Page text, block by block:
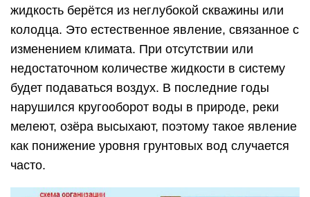
жидкость берётся из неглубокой скважины или
колодца. Это естественное явление, связанное с
изменением климата. При отсутствии или
недостаточном количестве жидкости в систему
будет подаваться воздух. В последние годы
нарушился кругооборот воды в природе, реки
мелеют, озёра высыхают, поэтому такое явление
как понижение уровня грунтовых вод случается
часто.